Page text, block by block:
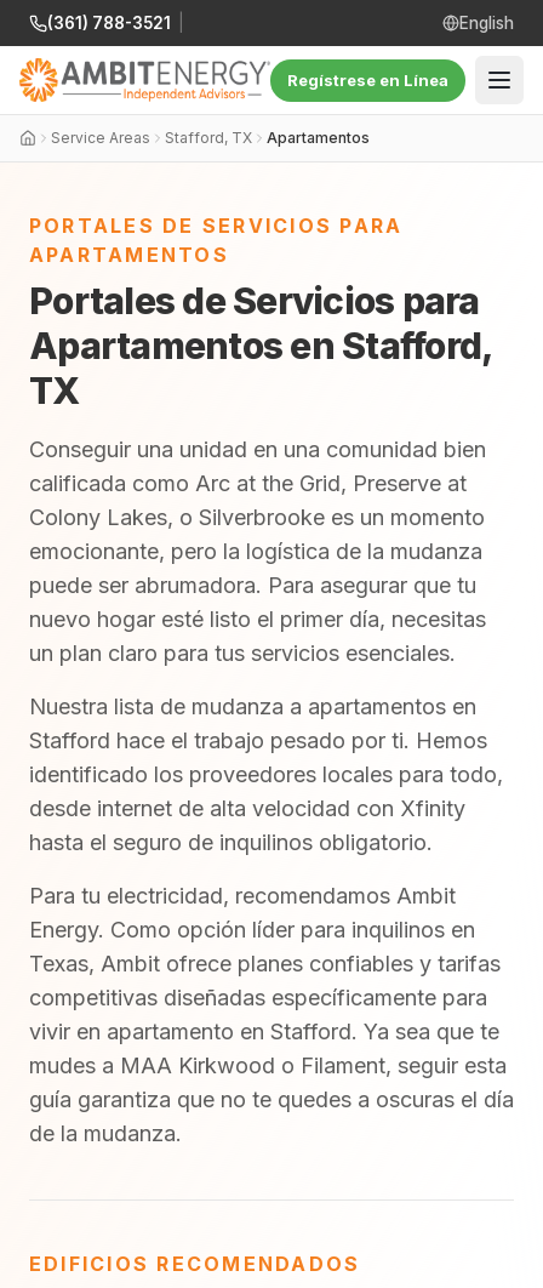
(361) 788-3521 English
Regístrese en Línea
Service Areas Stafford, TX Apartamentos
PORTALES DE SERVICIOS PARA
APARTAMENTOS
Portales de Servicios para
Apartamentos en Stafford,
TX
Conseguir una unidad en una comunidad bien
calificada como Arc at the Grid, Preserve at
Colony Lakes, o Silverbrooke es un momento
emocionante, pero la logística de la mudanza
puede ser abrumadora. Para asegurar que tu
nuevo hogar esté listo el primer día, necesitas
un plan claro para tus servicios esenciales.
Nuestra lista de mudanza a apartamentos en
Stafford hace el trabajo pesado por ti. Hemos
identificado los proveedores locales para todo,
desde internet de alta velocidad con Xfinity
hasta el seguro de inquilinos obligatorio.
Para tu electricidad, recomendamos Ambit
Energy. Como opción líder para inquilinos en
Texas, Ambit ofrece planes confiables y tarifas
competitivas diseñadas específicamente para
vivir en apartamento en Stafford. Ya sea que te
mudes a MAA Kirkwood o Filament, seguir esta
guía garantiza que no te quedes a oscuras el día
de la mudanza.
EDIFICIOS RECOMENDADOS